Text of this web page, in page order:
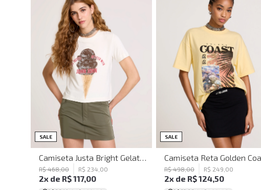
SALE PP P M G
R$ 468,00 R$ 234 00
2x de R$117,00
SALE PP G
R$ 498,00 R$ 249 00
2x de R$124,50